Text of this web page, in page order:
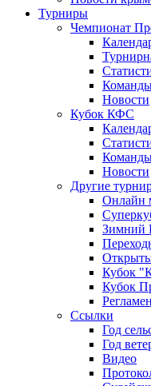
Турниры
Чемпионат
Новости
Кубок КФС
Новости
Другие
Онлайн
Зимний
Кубок
Кубок
Ссылки
Год
Год
Видео